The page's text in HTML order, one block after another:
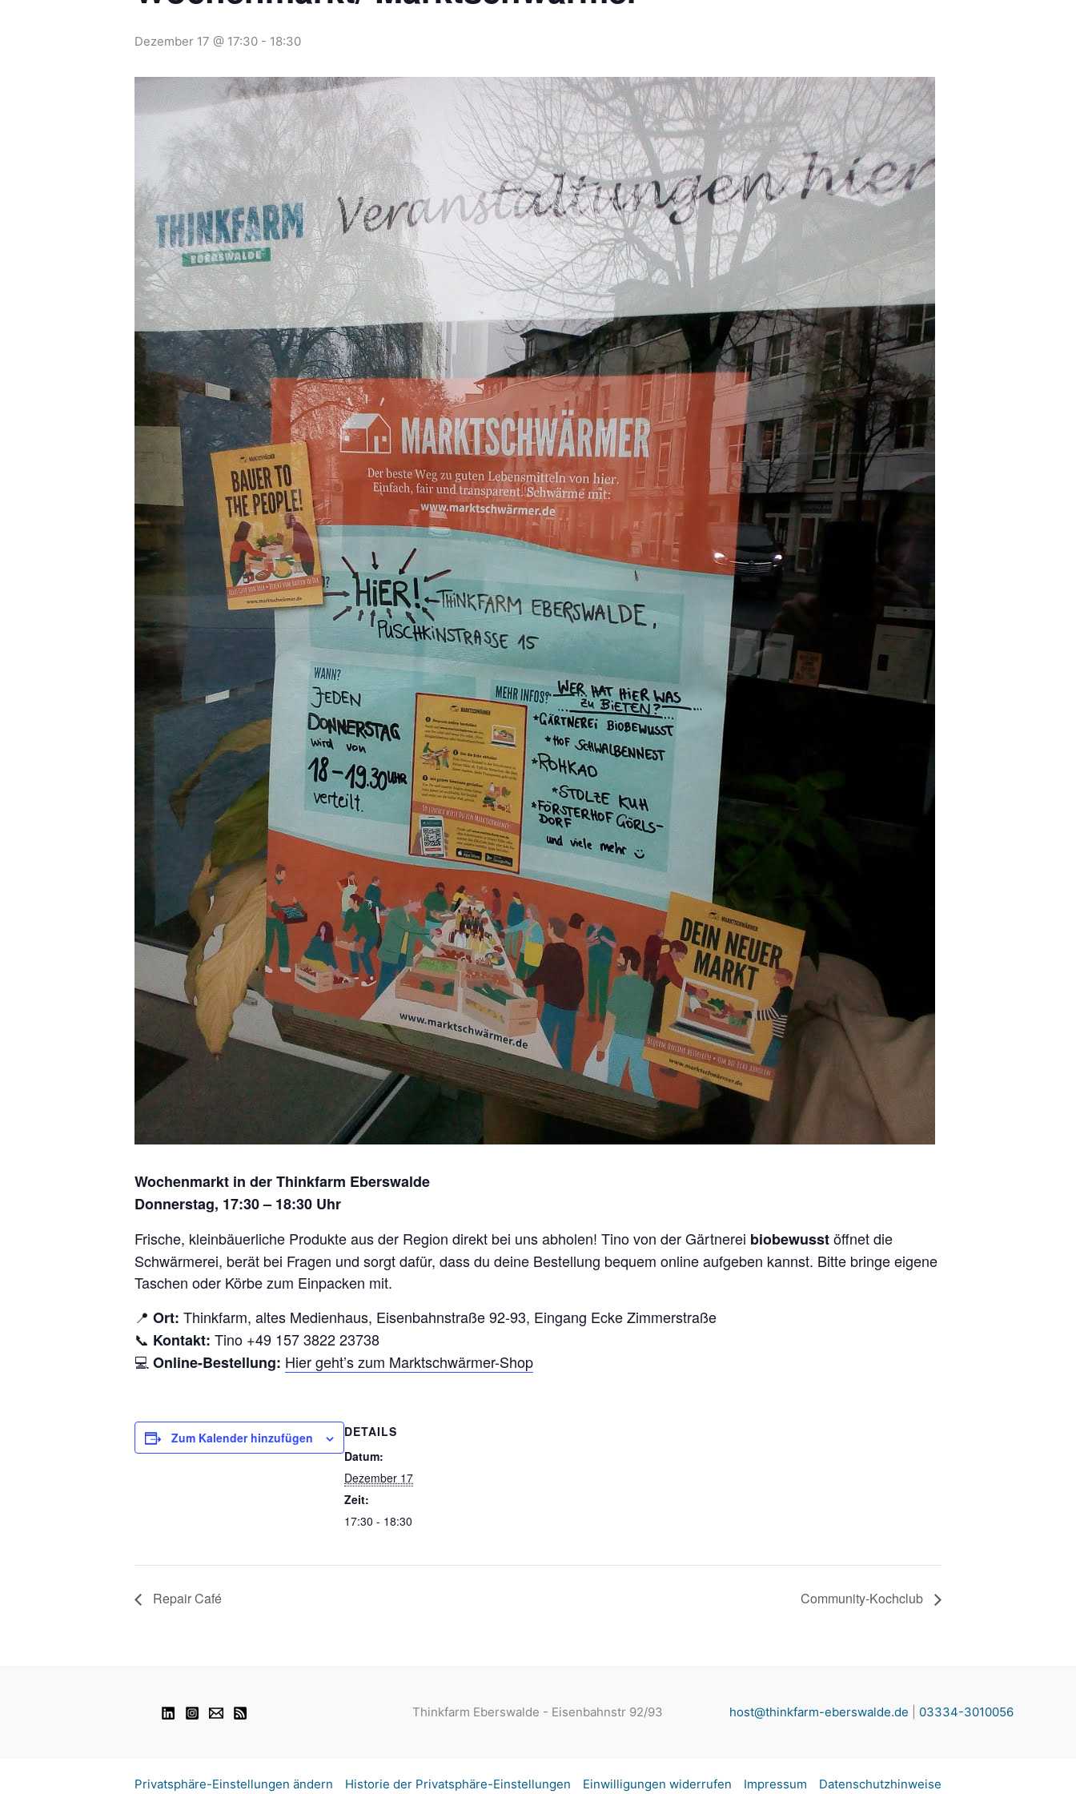
Dezember 17 @ 17:30 - 18:30
Wochenmarkt in der Thinkfarm Eberswalde
Donnerstag, 17:30 – 18:30 Uhr
Frische, kleinbäuerliche Produkte aus der Region direkt bei uns abholen! Tino von der Gärtnerei biobewusstöffnet die
Schwärmerei, berät bei Fragen und sorgt dafür, dass du deine Bestellung bequem online aufgeben kannst. Bitte bringe eigene
Taschen oder Körbe zum Einpacken mit.
📍 Ort: Thinkfarm, altes Medienhaus, Eisenbahnstraße 92-93, Eingang Ecke Zimmerstraße
📞 Kontakt: Tino +49 157 3822 23738
💻 Online-Bestellung: Hier geht’s zum Marktschwärmer-Shop
Zum Kalender hinzufügen
DETAILS
Datum:
Dezember 17
Zeit:
17:30 - 18:30
Repair Café Community-Kochclub
Thinkfarm Eberswalde - Eisenbahnstr 92/93 host@thinkfarm-eberswalde.de 03334-3010056
Privatsphäre-Einstellungen ändern Historie der Privatsphäre-Einstellungen Einwilligungen widerrufen Impressum Datenschutzhinweise